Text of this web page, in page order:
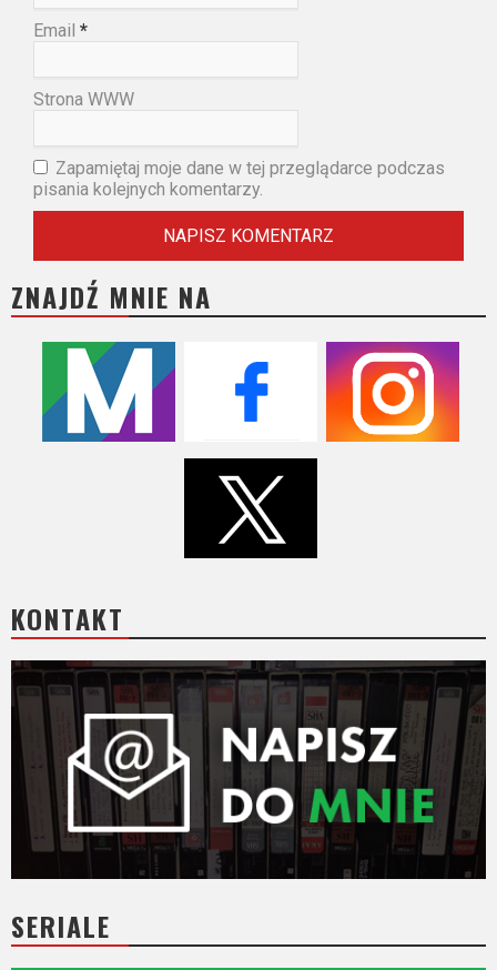
Email *
Strona WWW
Zapamiętaj moje dane w tej przeglądarce podczas
pisania kolejnych komentarzy.
ZNAJDŹ MNIE NA
KONTAKT
SERIALE